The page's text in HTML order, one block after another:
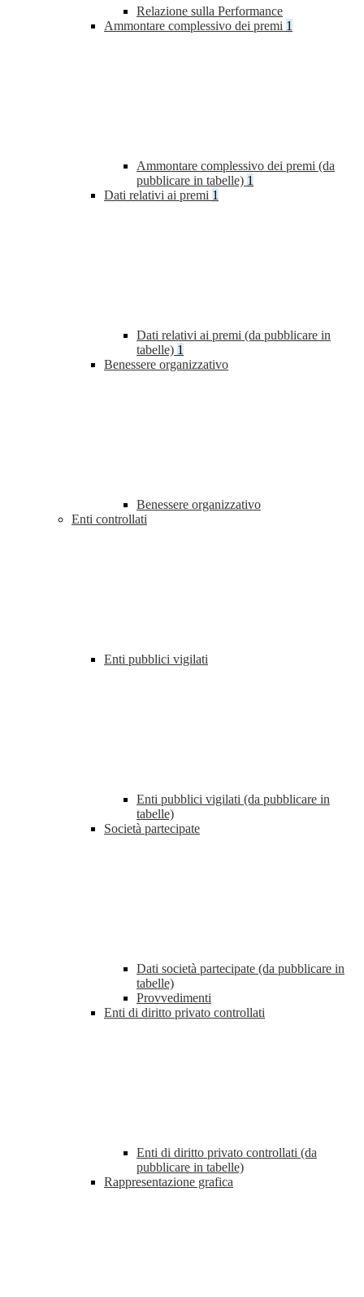
Relazione sulla Performance
Ammontare complessivo dei premi 1
Ammontare complessivo dei premi (da
pubblicare in tabelle) 1
Dati relativi ai premi 1
Dati relativi ai premi (da pubblicare in
tabelle) 1
Benessere organizzativo
Benessere organizzativo
Enti controllati
Enti pubblici vigilati
Enti pubblici vigilati (da pubblicare in
tabelle)
Società partecipate
Dati società partecipate (da pubblicare in
tabelle)
Provvedimenti
Enti di diritto privato controllati
Enti di diritto privato controllati (da
pubblicare in tabelle)
Rappresentazione grafica